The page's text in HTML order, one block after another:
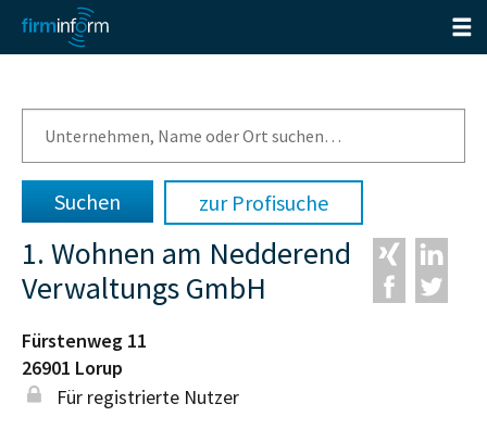
zur Profisuche
1. Wohnen am Nedderend
Verwaltungs GmbH
Fürstenweg 11
26901 Lorup
Für registrierte Nutzer